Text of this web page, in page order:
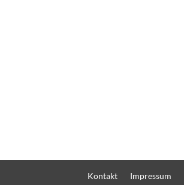
Kontakt Impressum